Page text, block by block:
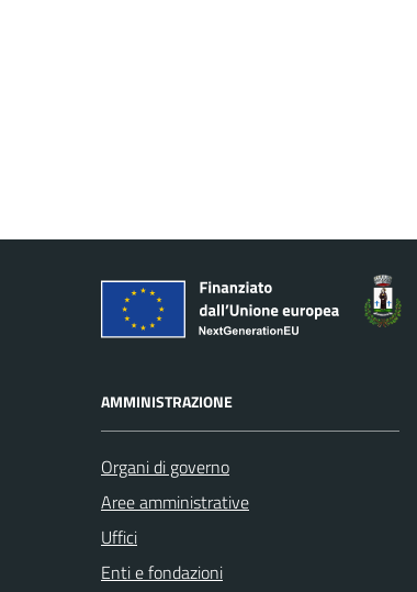
AMMINISTRAZIONE
Organi di governo
Aree amministrative
Uffici
Enti e fondazioni